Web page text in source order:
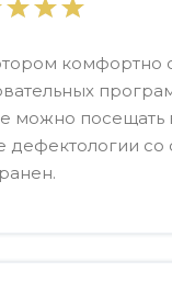
комфортно
можно
дефектологии